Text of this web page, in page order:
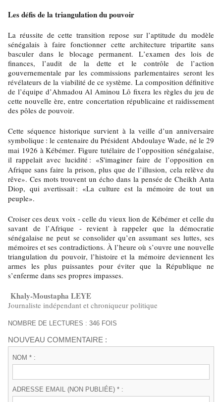
Les défis de la triangulation du pouvoir
La réussite de cette transition repose sur l’aptitude du modèle
sénégalais à faire fonctionner cette architecture tripartite sans
basculer dans le blocage permanent. L’examen des lois de
finances, l’audit de la dette et le contrôle de l’action
gouvernementale par les commissions parlementaires seront les
révélateurs de la viabilité de ce système. La composition définitive
de l’équipe d’Ahmadou Al Aminou Lô fixera les règles du jeu de
cette nouvelle ère, entre concertation républicaine et raidissement
des pôles de pouvoir.
Cette séquence historique survient à la veille d’un anniversaire
symbolique : le centenaire du Président Abdoulaye Wade, né le 29
mai 1926 à Kébémer. Figure tutélaire de l’opposition sénégalaise,
il rappelait avec lucidité : «S'imaginer faire de l’opposition en
Afrique sans faire la prison, plus que de l’illusion, cela relève du
rêve». Ces mots trouvent un écho dans la pensée de Cheikh Anta
Diop, qui avertissait : «La culture est la mémoire de tout un
peuple».
Croiser ces deux voix - celle du vieux lion de Kébémer et celle du
savant de l’Afrique - revient à rappeler que la démocratie
sénégalaise ne peut se consolider qu’en assumant ses luttes, ses
mémoires et ses contradictions. À l’heure où s’ouvre une nouvelle
triangulation du pouvoir, l’histoire et la mémoire deviennent les
armes les plus puissantes pour éviter que la République ne
s’enferme dans ses propres impasses.
Khaly-Moustapha LEYE
Journaliste indépendant et chroniqueur politique
NOMBRE DE LECTURES : 346 FOIS
NOUVEAU COMMENTAIRE :
NOM * :
ADRESSE EMAIL (NON PUBLIÉE) * :